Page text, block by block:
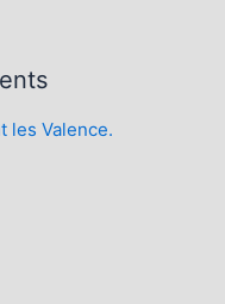
les Valence.